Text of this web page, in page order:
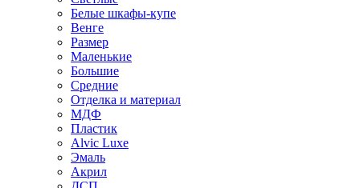
Белые шкафы-купе
Венге
Размер
Маленькие
Большие
Средние
Отделка и материал
МДФ
Пластик
Alvic Luxe
Эмаль
Акрил